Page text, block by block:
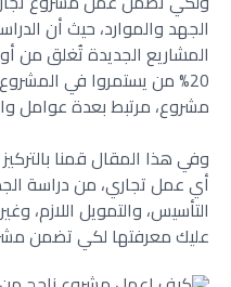
المشاريع الجديدة تُغلق من
20% من يستمروا في
مشروع، مرتبط بعدة عوامل
وفي هذا المقال قمنا
أي عمل تجاري، من دراسة
التأسيس، والتمويل اللازم،
عليك معرفتها لكي تضمن